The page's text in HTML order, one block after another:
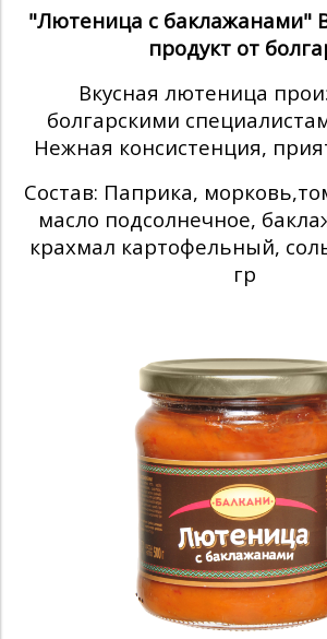
"Лютеница с баклажанами"
продукт от
Вкусная лютеница
болгарскими
Нежная консистенция,
Состав: Паприка,
масло подсолнечное,
крахмал картофельный,
гр